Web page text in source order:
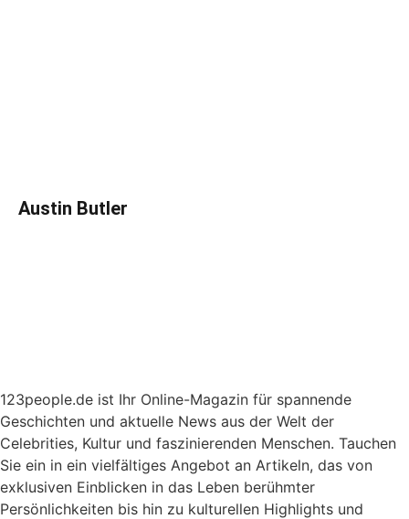
Austin Butler
123people.de ist Ihr Online-Magazin für spannende
Geschichten und aktuelle News aus der Welt der
Celebrities, Kultur und faszinierenden Menschen. Tauchen
Sie ein in ein vielfältiges Angebot an Artikeln, das von
exklusiven Einblicken in das Leben berühmter
Persönlichkeiten bis hin zu kulturellen Highlights und